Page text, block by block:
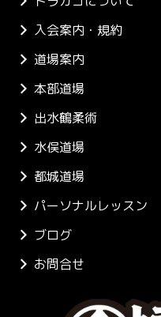
入会案内・規約
道場案内
本部道場
出水鶴柔術
水俣道場
都城道場
パーソナルレッスン
ブログ
お問合せ